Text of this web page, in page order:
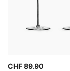
CHF 89.90